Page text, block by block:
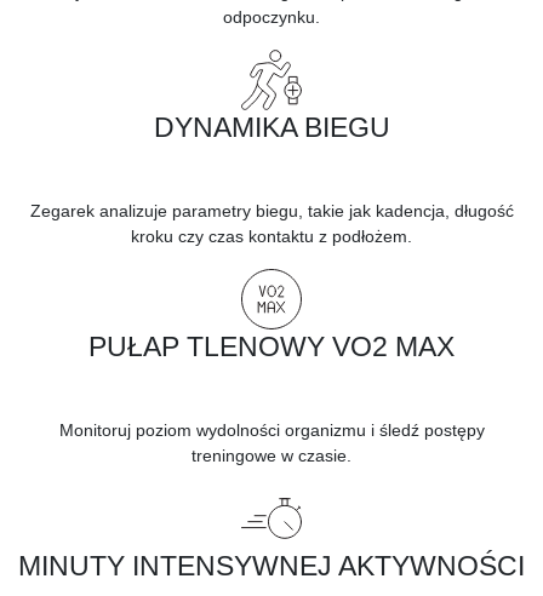
odpoczynku.
DYNAMIKA BIEGU
Zegarek analizuje parametry biegu, takie jak kadencja, długość
kroku czy czas kontaktu z podłożem.
PUŁAP TLENOWY VO2 MAX
Monitoruj poziom wydolności organizmu i śledź postępy
treningowe w czasie.
MINUTY INTENSYWNEJ AKTYWNOŚCI